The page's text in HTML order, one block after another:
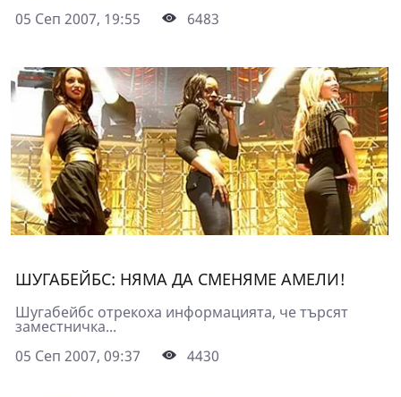
05 Сеп 2007, 19:55
6483
ШУГАБЕЙБС: НЯМА ДА СМЕНЯМЕ АМЕЛИ!
Шугабейбс отрекоха информацията, че търсят
заместничка...
05 Сеп 2007, 09:37
4430